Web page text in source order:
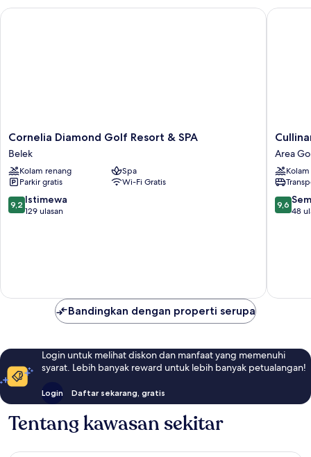
Cornelia
Diamond
Golf
Resort
&
SPA
Belek
Cornelia Diamond Golf Resort & SPA
Belek
Kolam renang
Spa
Parkir gratis
Wi-Fi Gratis
9.2
dari
9,2 Istimewa
129 ulasan
Cornelia Diamond Golf Resort & SPA
Cullinan
Belek
-
All
inclusive
Area
Golf
Area
9.6
dari
9,6
48
Cullinan
Bandingkan dengan properti serupa
Login untuk melihat diskon dan manfaat yang memenuhi
syarat. Lebih banyak reward untuk lebih banyak petualangan!
Login Daftar sekarang, gratis
Tentang kawasan sekitar